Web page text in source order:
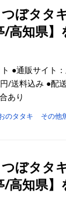
ぼタタ
/高知県
●通販サイト
/送料込み ●配
あり
のタタキ その他
ぼタタ
/高知県